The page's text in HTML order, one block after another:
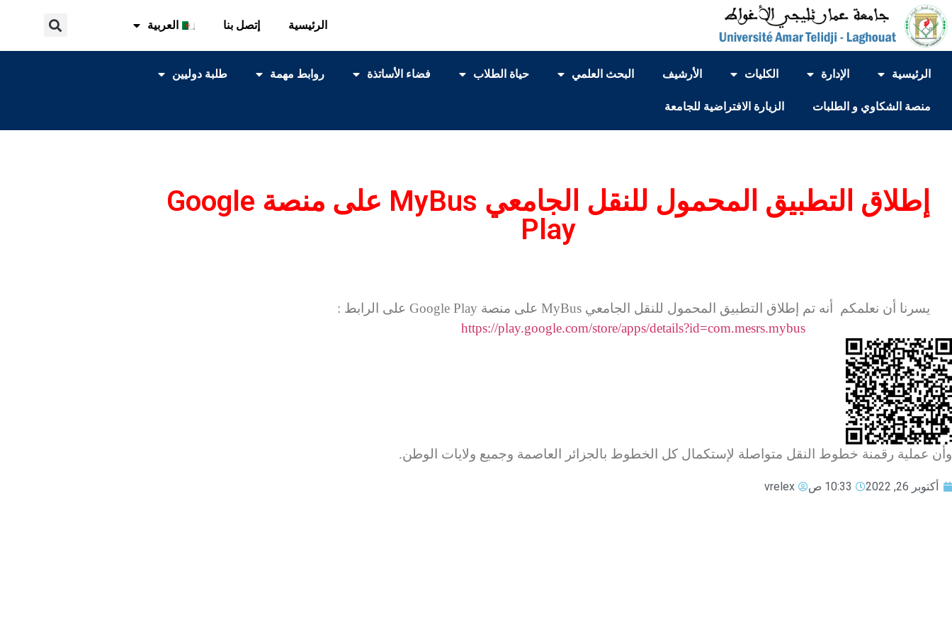
الرئيسية إتصل بنا العربية
الرئيسية الإدارة الكليات الأرشيف البحث العلمي حياة الطلاب فضاء الأساتذة روابط مهمة طلبة دوليين
منصة الشكاوي و الطلبات الزيارة الافتراضية للجامعة
إطلاق التطبيق المحمول للنقل الجامعي MyBus على منصة Google
Play
يسرنا أن نعلمكم أنه تم إطلاق التطبيق المحمول للنقل الجامعي MyBus على منصة Google Play على الرابط :
https://play.google.com/store/apps/details?id=com.mesrs.mybus
وأن عملية رقمنة خطوط النقل متواصلة لإستكمال كل الخطوط بالجزائر العاصمة وجميع ولايات الوطن.
أكتوبر 26, 2022 10:33 ص vrelex